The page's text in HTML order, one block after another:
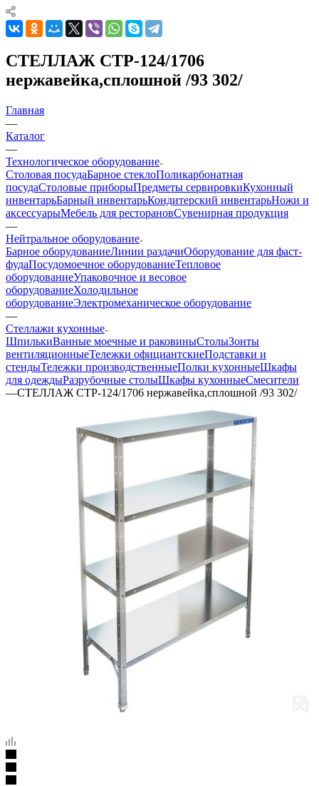
СТЕЛЛАЖ СТР-124/1706
нержавейка,сплошной /93 302/
Главная
—
Каталог
—
Технологическое оборудование
Столовая посудаБарное стеклоПоликарбонатная
посудаСтоловые приборыПредметы сервировкиКухонный
инвентарьБарный инвентарьКондитерский инвентарьНожи и
аксессуарыМебель для ресторановСувенирная продукция
—
Нейтральное оборудование
Барное оборудованиеЛинии раздачиОборудование для фаст-
фудаПосудомоечное оборудованиеТепловое
оборудованиеУпаковочное и весовое
оборудованиеХолодильное
оборудованиеЭлектромеханическое оборудование
—
Стеллажи кухонные
ШпилькиВанные моечные и раковиныСтолыЗонты
вентиляционныеТележки официантскиеПодставки и
стендыТележки производственныеПолки кухонныеШкафы
для одеждыРазрубочные столыШкафы кухонныеСмесители
—СТЕЛЛАЖ СТР-124/1706 нержавейка,сплошной /93 302/